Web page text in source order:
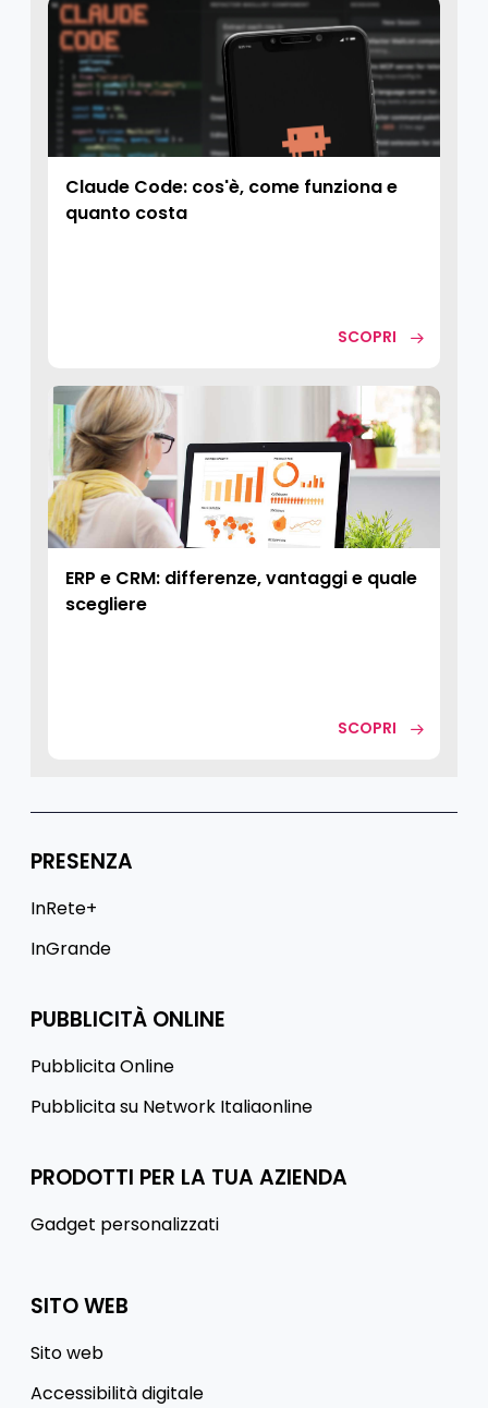
Claude Code: cos'è, come funziona e
quanto costa
SCOPRI
ERP e CRM: differenze, vantaggi e quale
scegliere
SCOPRI
PRESENZA
InRete+
InGrande
PUBBLICITÀ ONLINE
Pubblicita Online
Pubblicita su Network Italiaonline
PRODOTTI PER LA TUA AZIENDA
Gadget personalizzati
SITO WEB
Sito web
Accessibilità digitale